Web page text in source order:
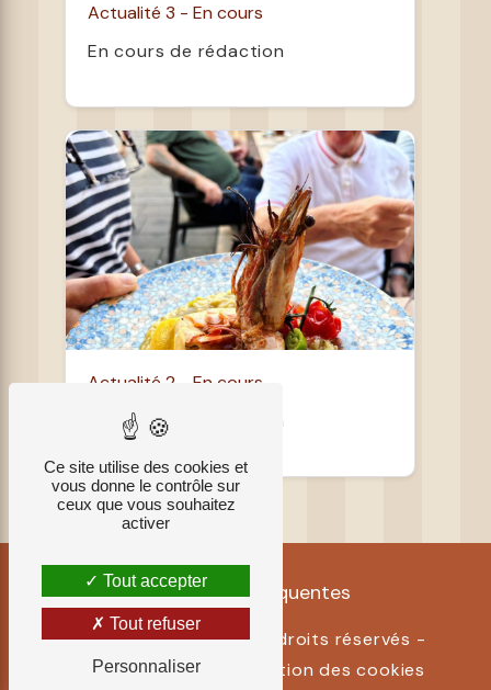
Actualité 3 - En cours
En cours de rédaction
Actualité 2 - En cours
En cours de rédaction
Recherches fréquentes
©Vistalid- 2026 - Tous droits réservés -
Mentions légales
Gestion des cookies
Ce site utilise des cookies et
vous donne le contrôle sur
ceux que vous souhaitez
activer
Tout accepter
Tout refuser
Personnaliser